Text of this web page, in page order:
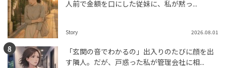
人前で金額を口にした従妹に、私が黙っ...
Story 2026.08.01
「玄関の音でわかるの」出入りのたびに顔を出
す隣人。だが、戸惑った私が管理会社に相...